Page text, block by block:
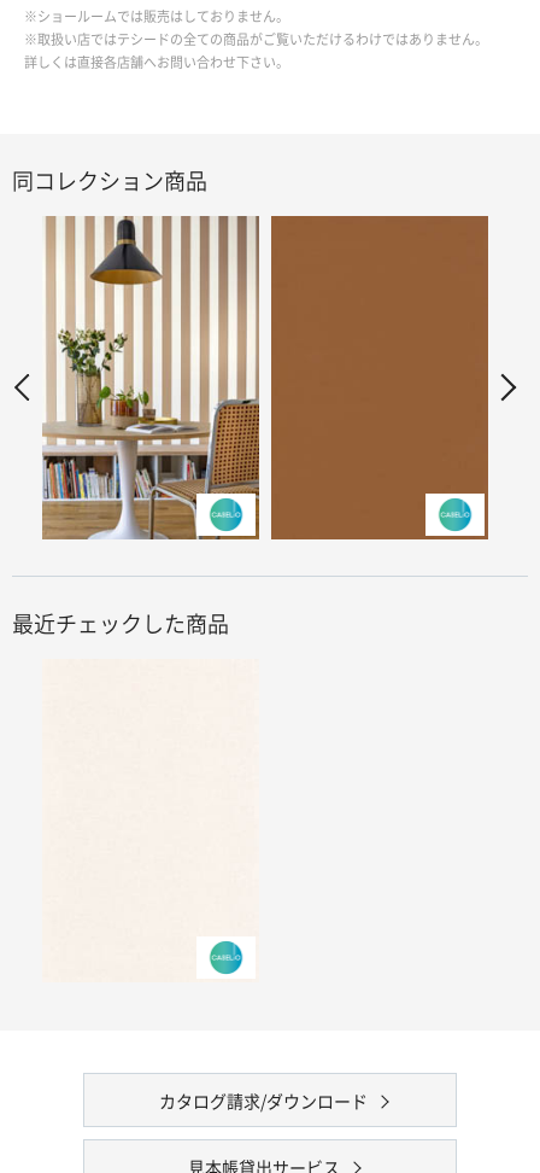
※ショールームでは販売はしておりません。
※取扱い店ではテシードの全ての商品がご覧いただけるわけではありません。
詳しくは直接各店舗へお問い合わせ下さい。
同コレクション商品
最近チェックした商品
カタログ請求/ダウンロード
見本帳貸出サービス